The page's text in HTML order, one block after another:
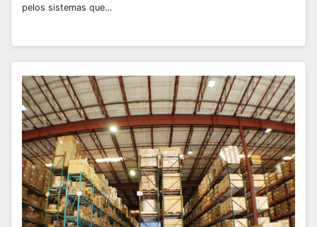
pelos sistemas que…